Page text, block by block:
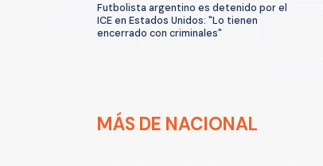
Futbolista argentino es detenido por el
ICE en Estados Unidos: "Lo tienen
encerrado con criminales"
MÁS DE NACIONAL